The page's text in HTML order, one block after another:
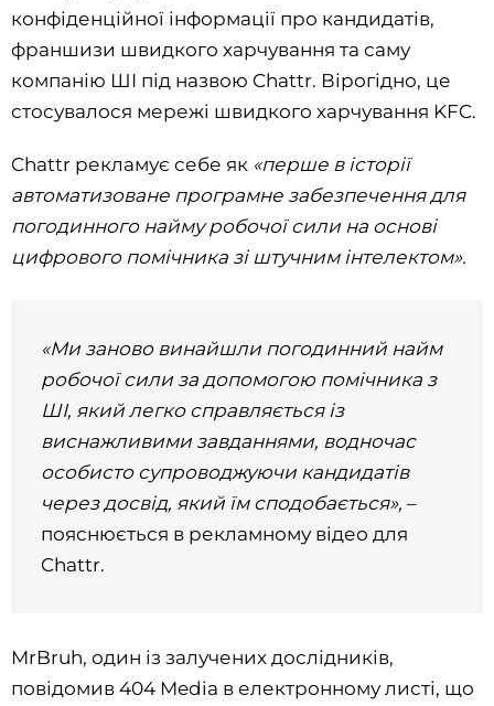
конфіденційної інформації про кандидатів,
франшизи швидкого харчування та саму
компанію ШІ під назвою Chattr. Вірогідно, це
стосувалося мережі швидкого харчування KFC.
Chattr рекламує себе як «перше в історії
автоматизоване програмне забезпечення для
погодинного найму робочої сили на основі
цифрового помічника зі штучним інтелектом».
«Ми заново винайшли погодинний найм
робочої сили за допомогою помічника з
ШІ, який легко справляється із
виснажливими завданнями, водночас
особисто супроводжуючи кандидатів
через досвід, який їм сподобається», –
пояснюється в рекламному відео для
Chattr.
MrBruh, один із залучених дослідників,
повідомив 404 Media в електронному листі, що